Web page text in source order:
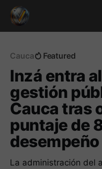
Cauca Featured
Inzá entra
gestión
Cauca tras
puntaje de
La administración del